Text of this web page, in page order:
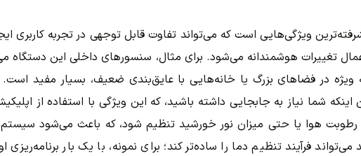
ویژگی‌هایی است که می‌تواند تفاوت قابل توجهی در تجربه کاربری
تغییرات هوشمندانه می‌شود. برای مثال، سنسورهای داخلی این دستگاه
ویژه در فضاهای بزرگ یا خانه‌هایی با عایق‌بندی ضعیف، بسیار مفید
شما نیاز به جابجایی داشته باشید، که این ویژگی با استفاده از
هوا یا حتی میزان نور خورشید تنظیم شود، که باعث می‌شود سیستم
فرآیند تنظیم دما را ساده‌تر کند؛ برای نمونه، با یک بار برنامه‌ریزی